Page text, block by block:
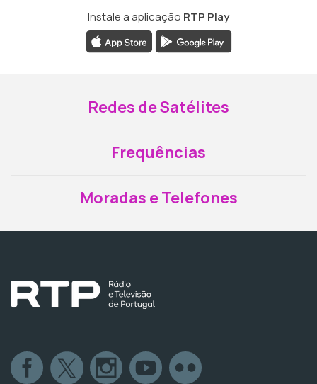
Instale a aplicação RTP Play
Redes de Satélites
Frequências
Moradas e Telefones